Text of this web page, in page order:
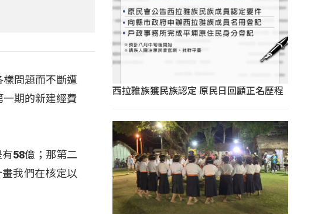
問題而不斷遭
期的新建經費
58億；那第二
我們在核定以
西拉雅族獲民族認定 原民日回顧正名歷程